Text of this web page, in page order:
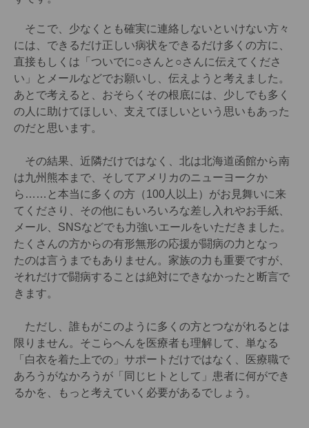
そこで、少なくとも確実に連絡しないといけない方々
には、できるだけ正しい病状をできるだけ多くの方に、
直接もしくは「ついでに○さんと○さんに伝えてくださ
い」とメールなどでお願いし、伝えようと考えました。
あとで考えると、おそらくその根底には、少しでも多く
の人に助けてほしい、支えてほしいという思いもあった
のだと思います。
その結果、近隣だけではなく、北は北海道函館から南
は九州熊本まで、そしてアメリカのニューヨークか
ら……と本当に多くの方（100人以上）がお見舞いに来
てくださり、その他にもいろいろな差し入れやお手紙、
メール、SNSなどでも力強いエールをいただきました。
たくさんの方からの有形無形の応援が闘病の力となっ
たのは言うまでもありません。家族の力も重要ですが、
それだけで闘病することは絶対にできなかったと断言で
きます。
ただし、誰もがこのように多くの方とつながれるとは
限りません。そこらへんを医療者も理解して、単なる
「白衣を着た上での」サポートだけではなく、医療職で
あろうがなかろうが「同じヒトとして」患者に何ができ
るかを、もっと考えていく必要があるでしょう。